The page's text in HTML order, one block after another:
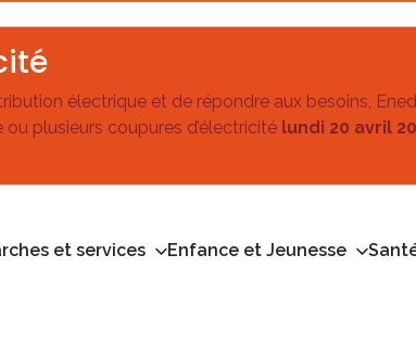
électrique et de répondre aux besoins,
plusieurs coupures d’électricité lundi 20 avril
et services Enfance et Jeunesse